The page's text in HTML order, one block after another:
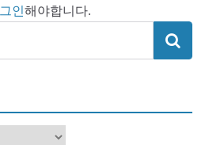
인해야합니다.